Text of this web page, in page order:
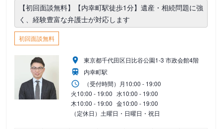
【初回面談無料】【内幸町駅徒歩1分】遺産・相続問題に強
く、経験豊富な弁護士が対応します
初回面談無料
東京都千代田区日比谷公園1-3 市政会館4階
内幸町駅
（受付時間） 月10:00 - 19:00
火10:00 - 19:00 水10:00 - 19:00
木10:00 - 19:00 金10:00 - 19:00
（定休日）土曜日・日曜日・祝日